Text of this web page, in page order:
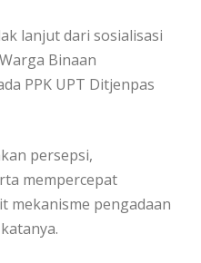
lanjut dari sosialisasi
Binaan
PPK UPT Ditjenpas
persepsi,
mempercepat
mekanisme pengadaan